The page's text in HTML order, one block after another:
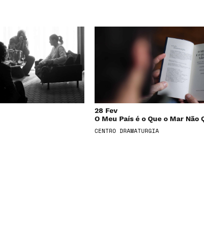
28 Fev
O Meu País é o Que o Mar Não
CENTRO DRAMATURGIA